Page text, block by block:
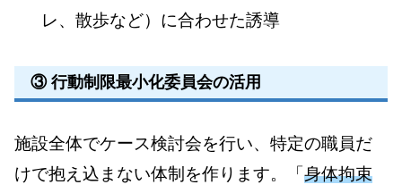
レ、散歩など）に合わせた誘導
③ 行動制限最小化委員会の活用
施設全体でケース検討会を行い、特定の職員だ
けで抱え込まない体制を作ります。「身体拘束